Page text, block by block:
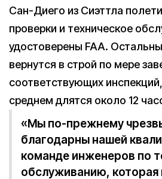
Сан-Диего из Сиэттла
проверки и техническое
удостоверены FAA.
вернутся в строй по мере
соответствующих
среднем длятся около 12
«Мы по-прежнему
благодарны нашей
команде инженеров по
обслуживанию, которая